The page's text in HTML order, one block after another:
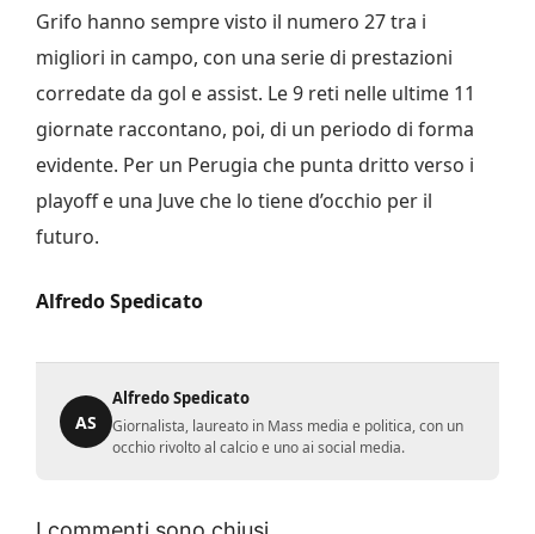
Grifo hanno sempre visto il numero 27 tra i
migliori in campo, con una serie di prestazioni
corredate da gol e assist. Le 9 reti nelle ultime 11
giornate raccontano, poi, di un periodo di forma
evidente. Per un Perugia che punta dritto verso i
playoff e una Juve che lo tiene d’occhio per il
futuro.
Alfredo Spedicato
AS
Alfredo Spedicato
Giornalista, laureato in Mass media e politica, con un
occhio rivolto al calcio e uno ai social media.